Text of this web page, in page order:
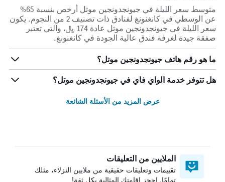
متوسط سعر الليلة في جيونجدونجين موتل أرخص بنسبة 65%
عن الوسطي في كانغنونغ لفنادق ذات تصنيف 2 من النجوم. يكون
سعر الليلة في جيونجدونجين موتل عادة 174 ﷼، والتي تعتبر
صفقة جيدة لغرفة فندق عالية الجودة في كانغنونغ.
ما هو رقم هاتف جيونجدونجين موتل؟
هل تتوفر خدمة الواي فاي في جيونجدونجين موتل؟
عرض المزيد من الأسئلة الشائعة
الملايين من التعليقات
تقييمات وتعليقات حقيقية من ملايين النزلاء، مثلك
تمامًا. احجز إقامتك المثالية بكل ثقة!